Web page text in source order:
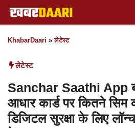
Skip
to
content
KhabarDaari »लेटेस्ट
लेटेस्ट
Sanchar Saathi App
आधार कार्ड पर कितने सिम
डिजिटल सुरक्षा के लिए